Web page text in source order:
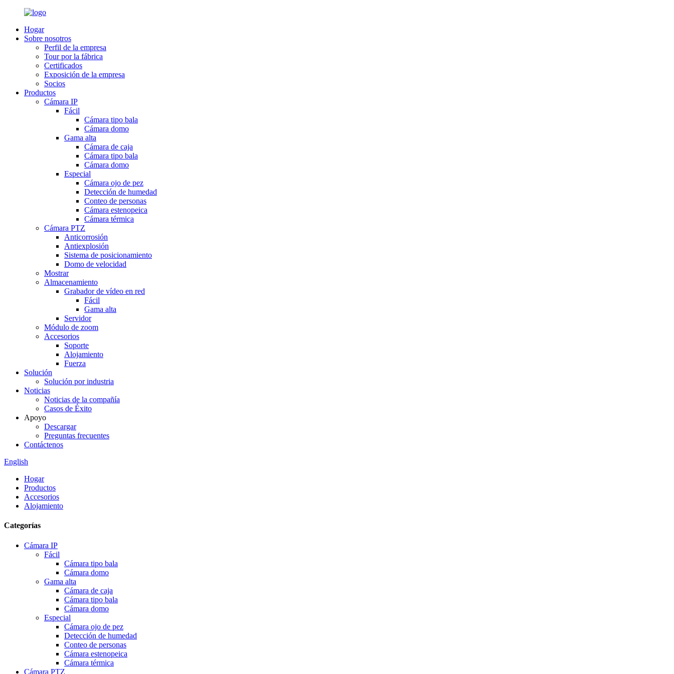
Hogar
Sobre nosotros
Perfil de la empresa
Tour por la fábrica
Certificados
Exposición de la empresa
Socios
Productos
Cámara IP
Fácil
Cámara tipo bala
Cámara domo
Gama alta
Cámara de caja
Cámara tipo bala
Cámara domo
Especial
Cámara ojo de pez
Detección de humedad
Conteo de personas
Cámara estenopeica
Cámara térmica
Cámara PTZ
Anticorrosión
Antiexplosión
Sistema de posicionamiento
Domo de velocidad
Mostrar
Almacenamiento
Grabador de vídeo en red
Fácil
Gama alta
Servidor
Módulo de zoom
Accesorios
Soporte
Alojamiento
Fuerza
Solución
Solución por industria
Noticias
Noticias de la compañía
Casos de Éxito
Apoyo
Descargar
Preguntas frecuentes
Contáctenos
English
Hogar
Productos
Accesorios
Alojamiento
Categorías
Cámara IP
Fácil
Cámara tipo bala
Cámara domo
Gama alta
Cámara de caja
Cámara tipo bala
Cámara domo
Especial
Cámara ojo de pez
Detección de humedad
Conteo de personas
Cámara estenopeica
Cámara térmica
Cámara PTZ